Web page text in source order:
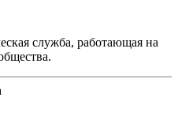
служба, работающая на